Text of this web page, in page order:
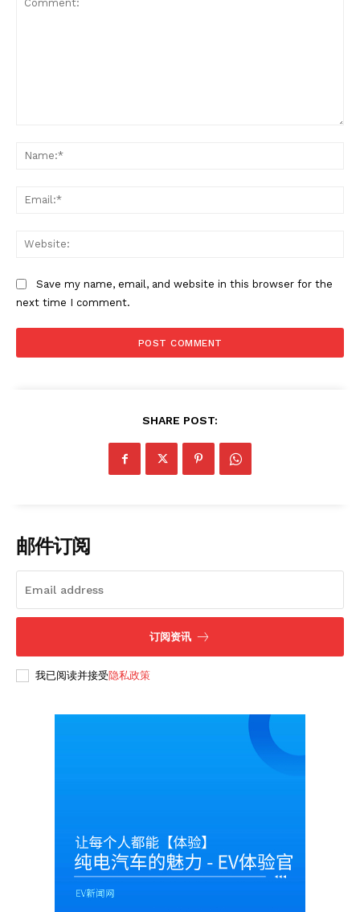
My account
Save my name, email, and website in this browser for the
next time I comment.
SHARE POST:
邮件订阅
订阅资讯
我已阅读并接受隐私政策